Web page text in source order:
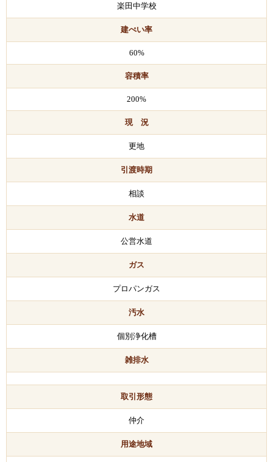
楽田中学校
建ぺい率
60%
容積率
200%
現 況
更地
引渡時期
相談
水道
公営水道
ガス
プロパンガス
汚水
個別浄化槽
雑排水
取引形態
仲介
用途地域